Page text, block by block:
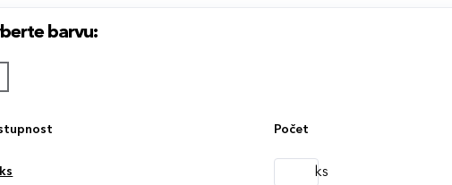
barvu:
Počet
ks ks